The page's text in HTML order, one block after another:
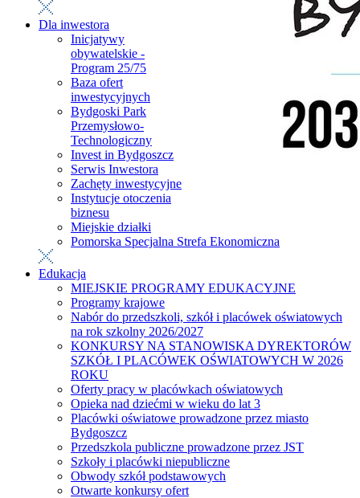
Dla inwestora
Inicjatywy
obywatelskie -
Program 25/75
Baza ofert
inwestycyjnych
Bydgoski Park
Przemysłowo-
Technologiczny
Invest in Bydgoszcz
Serwis Inwestora
Zachęty inwestycyjne
Instytucje otoczenia
biznesu
Miejskie działki
Pomorska Specjalna Strefa Ekonomiczna
Edukacja
MIEJSKIE PROGRAMY EDUKACYJNE
Programy krajowe
Nabór do przedszkoli, szkół i placówek oświatowych
na rok szkolny 2026/2027
KONKURSY NA STANOWISKA DYREKTORÓW
SZKÓŁ I PLACÓWEK OŚWIATOWYCH W 2026
ROKU
Oferty pracy w placówkach oświatowych
Opieka nad dziećmi w wieku do lat 3
Placówki oświatowe prowadzone przez miasto
Bydgoszcz
Przedszkola publiczne prowadzone przez JST
Szkoły i placówki niepubliczne
Obwody szkół podstawowych
Otwarte konkursy ofert